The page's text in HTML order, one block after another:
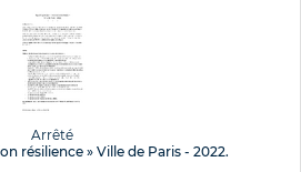
Arrêté
résilience » Ville de Paris - 2022.